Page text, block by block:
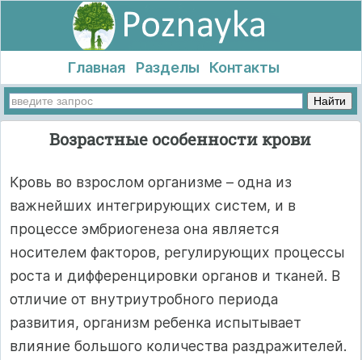
Главная Разделы Контакты
Возрастные особенности крови
Кровь во взрослом организме – одна из
важнейших интегрирующих систем, и в
процессе эмбриогенеза она является
носителем факторов, регулирующих процессы
роста и дифференцировки органов и тканей. В
отличие от внутриутробного периода
развития, организм ребенка испытывает
влияние большого количества раздражителей.